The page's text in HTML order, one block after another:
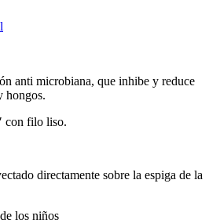
anti microbiana, que inhibe y reduce
hongos.
con filo liso.
directamente sobre la espiga de la
los niños